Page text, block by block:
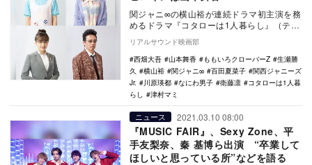
関ジャニ∞の横山裕が連続ドラマ初主演を務
めるドラマ『コタローは1人暮らし』（テレ
ビ朝日系）に、山本舞香、西畑大吾（なに
わ男子／関…
リアルサウンド映画部
西畑大吾
山本舞香 ももいろクローバーZ
生瀬勝
久
横山裕 関ジャニ∞ 百田夏菜子
関西ジャニーズ
Jr.
川原瑛都 なにわ男子 衛藤凛
コタローは1人暮
らし
津村マミ
ニュース 2021.03.10 08:00
『MUSIC FAIR』、Sexy Zone、平
手友梨奈、秦 基博ら出演 “卒業して
ほしいと思っている所”などを語る